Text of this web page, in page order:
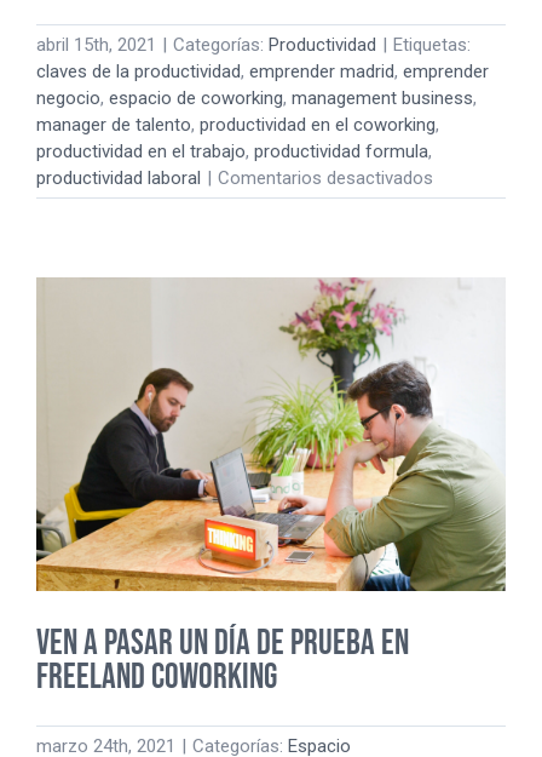
abril 15th, 2021 Categorías: Productividad
Etiquetas:
claves de la productividad, emprender madrid, emprender
negocio, espacio de coworking, management business,
manager de talento, productividad en el coworking,
productividad en el trabajo, productividad formula,
productividad laboral
Comentarios desactivados
CÓMO
GARCÍA
VEN A PASAR UN DÍA DE PRUEBA EN
FREELAND COWORKING
marzo 24th, 2021 | Categorías: Espacio